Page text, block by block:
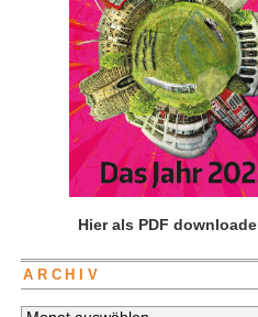
Hier als PDF
ARCHIV